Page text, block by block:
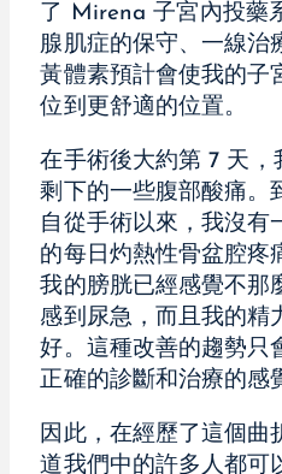
了 Mirena 子宮內投藥
腺肌症的保守、一線治
黃體素預計會使我的子
位到更舒適的位置。
在手術後大約第 7 天
剩下的一些腹部酸痛。
自從手術以來，我沒有
的每日灼熱性骨盆腔疼
我的膀胱已經感覺不那
感到尿急，而且我的精
好。這種改善的趨勢只
正確的診斷和治療的感
因此，在經歷了這個曲
道我們中的許多人都可